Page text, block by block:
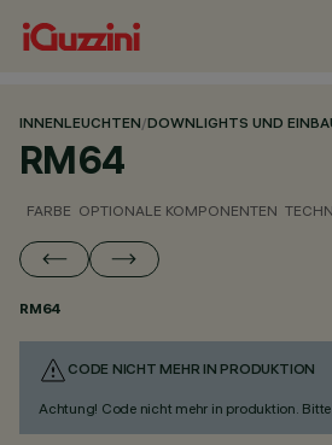
INNENLEUCHTEN/DOWNLIGHTS UND
RM64
FARBE OPTIONALE KOMPONENTEN
RM64
CODE NICHT MEHR IN PRODUKTION
Achtung! Code nicht mehr in produktion.